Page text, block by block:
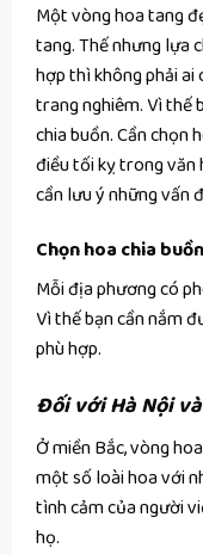
Một vòng hoa tang
tang. Thế nhưng lựa
hợp thì không phải
trang nghiêm. Vì thế
chia buồn. Cần chọn
điều tối kỵ trong văn
cần lưu ý những vấn
Chọn hoa chia
Mỗi địa phương có
Vì thế bạn cần nắm
phù hợp.
Đối với Hà Nội
Ở miền Bắc, vòng
một số loài hoa với
tình cảm của người
họ.